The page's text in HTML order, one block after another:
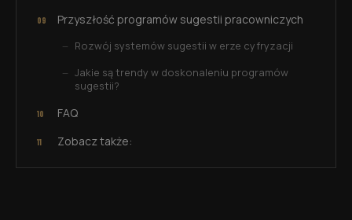
Przyszłość programów sugestii pracowniczych
Rozwój systemów sugestii w erze cyfryzacji
Jakie są trendy w doskonaleniu programów
sugestii?
FAQ
Zobacz także: